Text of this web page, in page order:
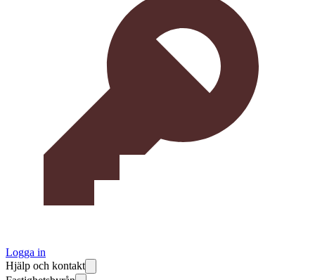
Logga in
Hjälp och kontakt